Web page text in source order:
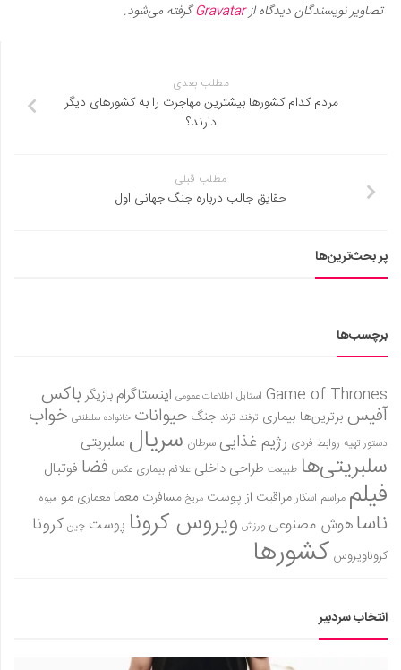
تصاویر نویسندگان دیدگاه ازGravatarگرفته می‌شود.
مطلب بعدی
مردم کدام کشورها بیشترین مهاجرت را به کشورهای دیگر
دارند؟
مطلب قبلی
حقایق جالب درباره جنگ جهانی اول
پر بحث‌ترین‌ها
برچسب‌ها
Game of Thrones استایل اطلاعات عمومی اینستاگرام بازیگر باکس
آفیس برترین‌ها بیماری ترفند ترند جنگ حیوانات خانواده سلطنتی خواب
دستور تهیه روابط فردی رژیم غذاییسرطان سریال سلبریتی
سلبریتی‌ها طبیعت طراحی داخلی علائم بیماری عکس فضا فوتبال
فیلم مراسم اسکارمراقبت از پوست مریخ مسافرت معمامعماری مو میوه
ناساهوش مصنوعی ورزش ویروس کرونا پوست چین کرونا
کروناویروس کشورها
انتخاب سردبیر